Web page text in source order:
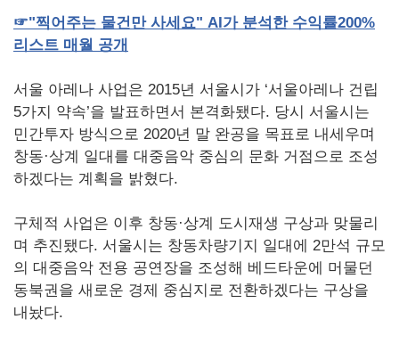
☞"찍어주는 물건만 사세요" AI가 분석한 수익률200%
리스트 매월 공개
서울 아레나 사업은 2015년 서울시가 ‘서울아레나 건립
5가지 약속’을 발표하면서 본격화됐다. 당시 서울시는
민간투자 방식으로 2020년 말 완공을 목표로 내세우며
창동·상계 일대를 대중음악 중심의 문화 거점으로 조성
하겠다는 계획을 밝혔다.
구체적 사업은 이후 창동·상계 도시재생 구상과 맞물리
며 추진됐다. 서울시는 창동차량기지 일대에 2만석 규모
의 대중음악 전용 공연장을 조성해 베드타운에 머물던
동북권을 새로운 경제 중심지로 전환하겠다는 구상을
내놨다.